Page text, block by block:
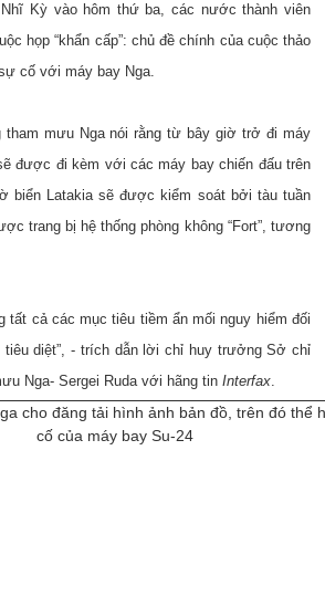
Kỳ vào hôm thứ ba, các nước thành viên
họp “khẩn cấp”: chủ đề chính của cuộc thảo
cố với máy bay Nga.
mưu Nga nói rằng từ bây giờ trở đi máy
được đi kèm với các máy bay chiến đấu trên
biển Latakia sẽ được kiểm soát bởi tàu tuần
trang bị hệ thống phòng không “Fort”, tương
tất cả các mục tiêu tiềm ẩn mối nguy hiểm đối
diệt”, - trích dẫn lời chỉ huy trưởng Sở chỉ
Nga- Sergei Ruda với hãng tin Interfax.